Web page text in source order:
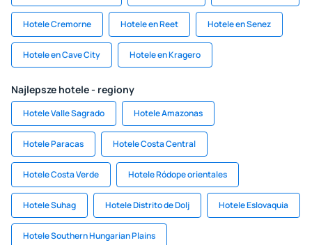
Hotele Cremorne Hotele en Reet Hotele en Senez
Hotele en Cave City Hotele en Kragero
Najlepsze hotele - regiony
Hotele Valle Sagrado Hotele Amazonas
Hotele Paracas Hotele Costa Central
Hotele Costa Verde Hotele Ródope orientales
Hotele Suhag Hotele Distrito de Dolj Hotele Eslovaquia
Hotele Southern Hungarian Plains